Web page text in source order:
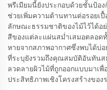
พรีเมียมนี้ยังประกอบด้วยชั้นป้อ
ช่วยเพิ่มความต้านทานต่อรอยเ
ลักษณะธรรมชาติของไม้ไว้ได้อ
สีของแต่ละแผ่นสม่ำเสมอตลอ
หายจากสภาพอากาศซึ่งพบได้บ่
ที่ระบุยังรวมถึงคุณสมบัติอันทัน
ลวดลายผิวไม้ที่ถูกออกแบบมาเพื่
ประสิทธิภาพเชิงโครงสร้างของ